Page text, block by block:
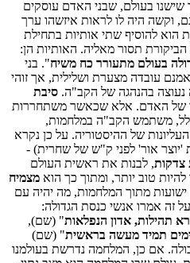
בעולם, שבני האדם עוסקים
וקשה היה לו לראות איזשהו ערך
הוא להוסיף שתי אותיות בתחילת
תסור מאליה. האותיות הן:
בעולם מתעורר כח משיח". בני
עובדה מצערת ושלילית, אך זוהי
נעוצה בהנהגה של הקב"ה. סיבת
של האדם. אלא שכאשר משתחררות
משתמש הקב"ה במלחמות,
של ההיסטוריה. על כן נקרא
'יוצר אור' לפני ק"ש של שחרית) -
צדקות, לבנות את ראשית העולם
טוב יותר, ומתוך כך הוא מצמיח
מתוך המלחמות, מה יהיה עם
זה אמרו אנשי כנסת הגדולה:
תהילות, אדון הנפלאות" (שם),
תמיד מעשה בראשית" (שם)
אם כן, המלחמה נדרשת בעולמנו